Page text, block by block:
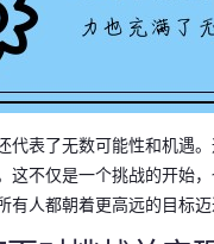
代表了无数可能性和机遇
这不仅是一个挑战的开始
有人都朝着更高远的目标迈